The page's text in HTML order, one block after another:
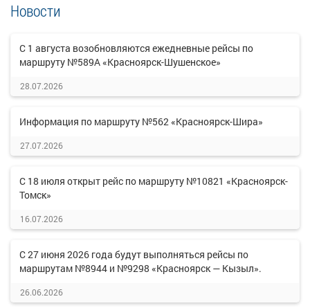
Новости
С 1 августа возобновляются ежедневные рейсы по
маршруту №589А «Красноярск-Шушенское»
28.07.2026
Информация по маршруту №562 «Красноярск-Шира»
27.07.2026
С 18 июля открыт рейс по маршруту №10821 «Красноярск-
Томск»
16.07.2026
С 27 июня 2026 года будут выполняться рейсы по
маршрутам №8944 и №9298 «Красноярск — Кызыл».
26.06.2026